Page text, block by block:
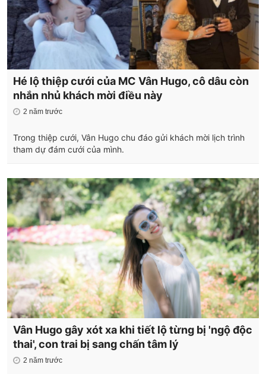
Hé lộ thiệp cưới của MC Vân Hugo, cô dâu còn
nhắn nhủ khách mời điều này
2 năm trước
Trong thiệp cưới, Vân Hugo chu đáo gửi khách mời lịch trình
tham dự đám cưới của mình.
Vân Hugo gây xót xa khi tiết lộ từng bị 'ngộ độc
thai', con trai bị sang chấn tâm lý
2 năm trước